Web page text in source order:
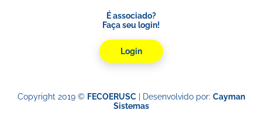
É associado?
Faça seu login!
Login
Copyright 2019 © FECOERUSC | Desenvolvido por: Cayman
Sistemas